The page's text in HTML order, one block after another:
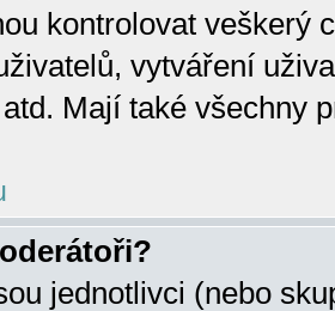
kontrolovat veškerý
vytváření
Mají také všechny
jednotlivci (nebo